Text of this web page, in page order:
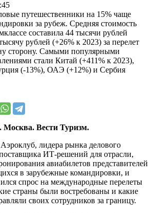
путешественники на 15% чаще
за рубеж. Средняя стоимость
составила 44 тысячи рублей
рублей (+26% к 2023) за перелет
сторону. Самыми популярными
стали Китай (+411% к 2023),
(-13%), ОАЭ (+12%) и Сербия
Москва. Вести Туризм.
лидера рынка делового
ИТ-решений для отрасли,
авиабилетов представителей
в зарубежные командировки, и
спрос на международные перелеты
страны были востребованы и какие
своих сотрудников за границу.